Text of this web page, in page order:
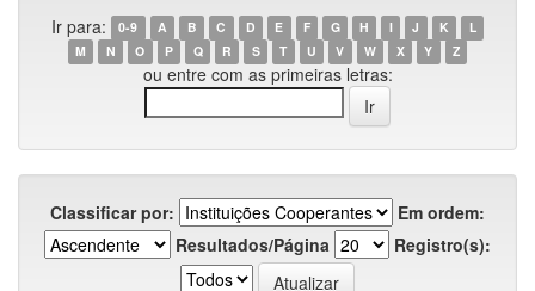
Ir para: 0-9 A B C D E F G H I J K
L
M
N O P Q R S T U V W X Y Z
ou entre com as primeiras letras:
Classificar por:
Em ordem:
Resultados/Página
Registro(s):